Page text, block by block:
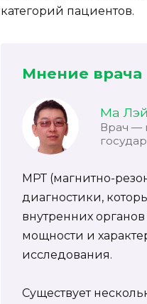
категорий пациентов.
Мнение врача
Ма
Врач —
МРТ (магнитно-
диагностики,
внутренних
мощности и
исследования.
Существует